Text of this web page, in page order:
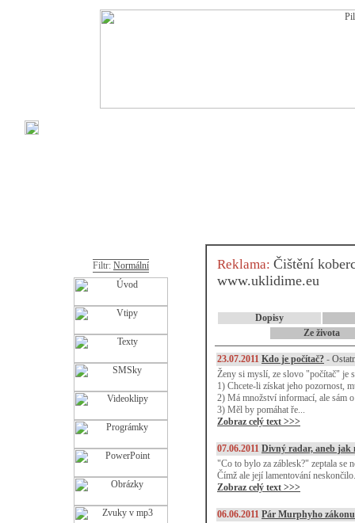
Filtr: Normální Reklama: Čištění
www.uklidime.eu
Dopisy
Ze života
23.07.2011 Kdo je počítač? -
Ženy si myslí, ze slovo "počítač" je
1) Chcete-li získat jeho pozornost,
2) Má množství informací, ale sám
3) Měl by pomáhat ře...
Zobraz celý text >>>
07.06.2011 Divný radar, aneb jak
"Co to bylo za záblesk?" zeptala se
Čímž ale její lamentování
Zobraz celý text >>>
06.06.2011 Pár Murphyho zákonu